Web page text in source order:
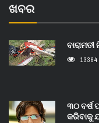
ଖବର
13364
୩୦ ବର୍ଷ
କରିବାକୁ